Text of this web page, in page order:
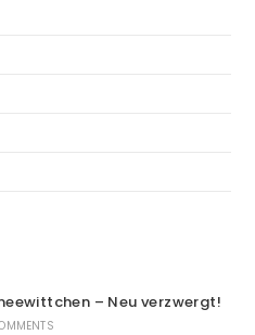
– Neu verzwergt!